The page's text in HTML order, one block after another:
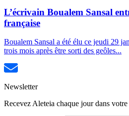
L’écrivain Boualem Sansal
française
Boualem Sansal a été élu ce jeudi 29
trois mois après être sorti des geôles...
Newsletter
Recevez Aleteia chaque jour dans